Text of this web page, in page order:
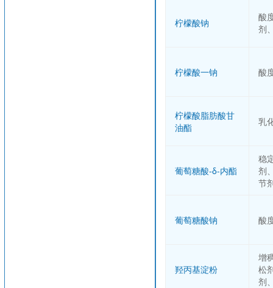
柠檬酸钠
酸
剂
柠檬酸一钠 酸
柠檬酸脂肪酸甘
油酯
乳
葡萄糖酸-δ-内酯
稳
剂
节
葡萄糖酸钠 酸
羟丙基淀粉
增
松
剂